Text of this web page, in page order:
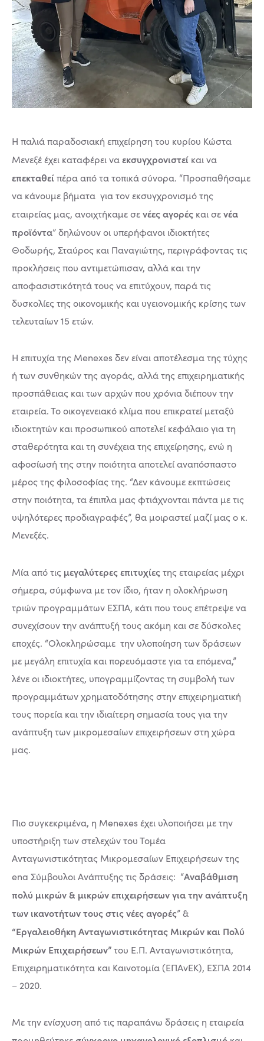
Η παλιά παραδοσιακή επιχείρηση του κυρίου Κώστα
Μενεξέ έχει καταφέρει ναεκσυγχρονιστεί και να
επεκταθείπέρα από τα τοπικά σύνορα. “Προσπαθήσαμε
να κάνουμε βήματα για τον εκσυγχρονισμό της
εταιρείας μας, ανοιχτήκαμε σενέες αγορές και σενέα
προϊόντα” δηλώνουν οι υπερήφανοι ιδιοκτήτες
Θοδωρής, Σταύρος και Παναγιώτης, περιγράφοντας τις
προκλήσεις που αντιμετώπισαν, αλλά και την
αποφασιστικότητά τους να επιτύχουν, παρά τις
δυσκολίες της οικονομικής και υγειονομικής κρίσης των
τελευταίων 15 ετών.
Η επιτυχία της Μenexes δεν είναι αποτέλεσμα της τύχης
ή των συνθηκών της αγοράς, αλλά της επιχειρηματικής
προσπάθειας και των αρχών που χρόνια διέπουν την
εταιρεία. Το οικογενειακό κλίμα που επικρατεί μεταξύ
ιδιοκτητών και προσωπικού αποτελεί κεφάλαιο για τη
σταθερότητα και τη συνέχεια της επιχείρησης, ενώ η
αφοσίωσή της στην ποιότητα αποτελεί αναπόσπαστο
μέρος της φιλοσοφίας της. “Δεν κάνουμε εκπτώσεις
στην ποιότητα, τα έπιπλα μας φτιάχνονται πάντα με τις
υψηλότερες προδιαγραφές”, θα μοιραστεί μαζί μας ο κ.
Μενεξές.
Μία από τις μεγαλύτερες επιτυχίεςτης εταιρείας μέχρι
σήμερα, σύμφωνα με τον ίδιο, ήταν η ολοκλήρωση
τριών προγραμμάτων ΕΣΠΑ, κάτι που τους επέτρεψε να
συνεχίσουν την ανάπτυξή τους ακόμη και σε δύσκολες
εποχές. “Ολοκληρώσαμε την υλοποίηση των δράσεων
με μεγάλη επιτυχία και πορευόμαστε για τα επόμενα,”
λένε οι ιδιοκτήτες, υπογραμμίζοντας τη συμβολή των
προγραμμάτων χρηματοδότησης στην επιχειρηματική
τους πορεία και την ιδιαίτερη σημασία τους για την
ανάπτυξη των μικρομεσαίων επιχειρήσεων στη χώρα
μας.
Πιο συγκεκριμένα, η Menexes έχει υλοποιήσει με την
υποστήριξη των στελεχών του Τομέα
Ανταγωνιστικότητας Μικρομεσαίων Επιχειρήσεων της
ena Σύμβουλοι Ανάπτυξης τις δράσεις: “Αναβάθμιση
πολύ μικρών & μικρών επιχειρήσεων για την ανάπτυξη
των ικανοτήτων τους στις νέες αγορές” &
“Εργαλειοθήκη Ανταγωνιστικότητας Μικρών και Πολύ
Μικρών Επιχειρήσεων”του Ε.Π. Ανταγωνιστικότητα,
Επιχειρηματικότητα και Καινοτομία (ΕΠΑνΕΚ), ΕΣΠΑ 2014
– 2020.
Με την ενίσχυση από τις παραπάνω δράσεις η εταιρεία